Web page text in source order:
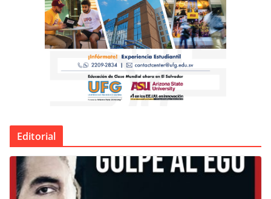
Editorial